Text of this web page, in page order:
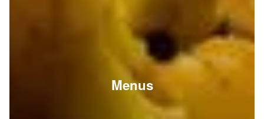
Menus